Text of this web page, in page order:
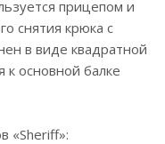
прицепом и
снятия крюка с
в виде квадратной
к основной балке
«Sheriff»: